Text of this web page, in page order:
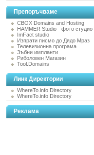
Препоръчваме
CBOX Domains and Hosting
HAMMER Studio - фото студио
ImFact studio
Изпрати писмо до Дядо Мраз
Телевизионна програма
Зъбни импланти
Риболовен Магазин
Tool.Domains
Линк Директории
WhereTo.info Directory
WhereTo.info Directory
Реклама